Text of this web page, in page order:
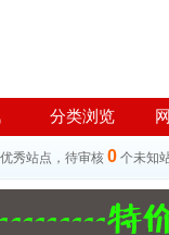
分类浏览
秀站点，待审核 0 个未知